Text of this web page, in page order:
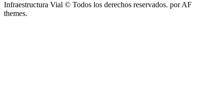
Infraestructura Vial © Todos los derechos reservados. por AF
themes.